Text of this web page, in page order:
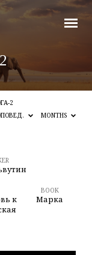
2
MONTHS
к
BOOK
Марка